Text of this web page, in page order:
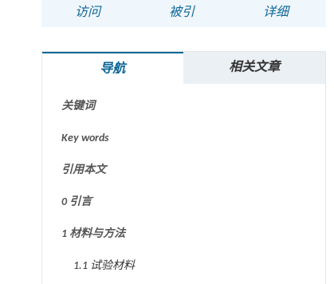
访问 被引 详细
导航 相关文章
摘要
Graphical abstract
关键词
Key words
引用本文
0 引言
1 材料与方法
1.1 试验材料